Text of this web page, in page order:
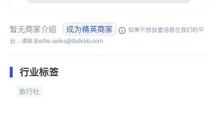
暂无商家介绍 成为精英商家
如果不想放置信息在我们的平
台，请联系elite.sales@italkbb.com
行业标签
旅行社